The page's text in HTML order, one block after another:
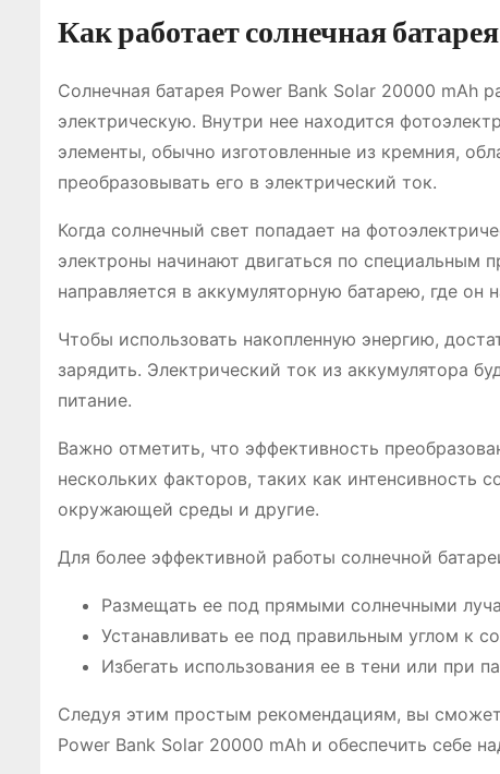
Как работает солнечная
Солнечная батарея Power Bank Solar 20000 mAh
электрическую. Внутри нее находится
элементы, обычно изготовленные из кремния,
преобразовывать его в электрический ток.
Когда солнечный свет попадает на
электроны начинают двигаться по специальным
направляется в аккумуляторную батарею, где он
Чтобы использовать накопленную энергию,
зарядить. Электрический ток из аккумулятора
питание.
Важно отметить, что эффективность
нескольких факторов, таких как интенсивность
окружающей среды и другие.
Для более эффективной работы солнечной
Размещать ее под прямыми солнечными
Устанавливать ее под правильным углом к
Избегать использования ее в тени или при
Следуя этим простым рекомендациям, вы
Power Bank Solar 20000 mAh и обеспечить себе